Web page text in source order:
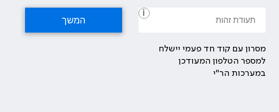
i
מסרון עם קוד חד פעמי יישלח
למספר הטלפון המעודכן
במערכות הר"י